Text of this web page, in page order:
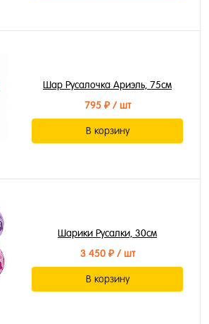
Шар Русалочка Ариэль, 75см
795 ₽/ шт
В корзину
Шарики Русалки, 30см
3 450 ₽/ шт
В корзину